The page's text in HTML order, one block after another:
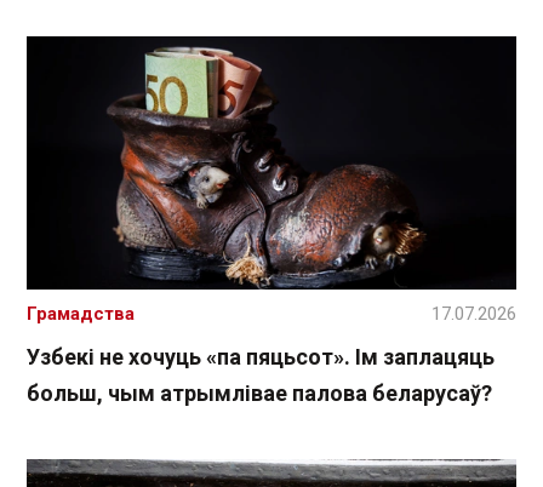
Узбекі не хочуць «па пяцьсот». Ім заплацяць
больш, чым атрымлівае палова беларусаў?
Грамадства 17.07.2026